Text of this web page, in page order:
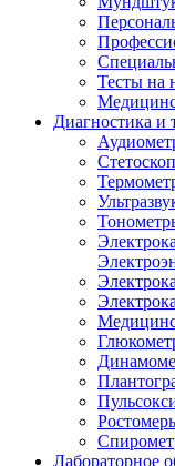
Тесты на
Диагностика и
Лабораторное